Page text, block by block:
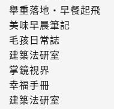
舉重落地・早餐起飛
美味早晨筆記
毛孩日常誌
建築法研室
掌鏡視界
幸福手冊
建築法研室